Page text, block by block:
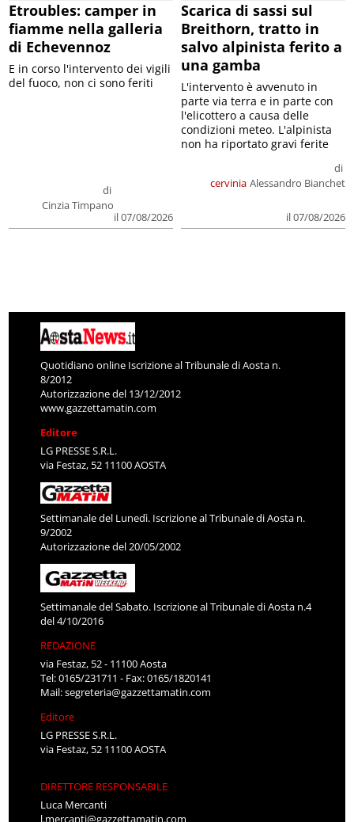
Etroubles: camper in
fiamme nella galleria
di Echevennoz
di
Cinzia Timpano
il 07/08/2026
E in corso l'intervento dei vigili
del fuoco, non ci sono feriti
Scarica di sassi sul
Breithorn, tratto in
salvo alpinista ferito a
una gamba
cervinia
di
Alessandro Bianchet
il 07/08/2026
L'intervento è avvenuto in
parte via terra e in parte con
l'elicottero a causa delle
condizioni meteo. L'alpinista
non ha riportato gravi ferite
Quotidiano online Iscrizione al Tribunale di Aosta n.
8/2012
Autorizzazione del 13/12/2012
www.gazzettamatin.com
Editore
LG PRESSE S.R.L.
via Festaz, 52 11100 AOSTA
Settimanale del Lunedì. Iscrizione al Tribunale di Aosta n.
9/2002
Autorizzazione del 20/05/2002
Settimanale del Sabato. Iscrizione al Tribunale di Aosta n.4
del 4/10/2016
REDAZIONE
via Festaz, 52 - 11100 Aosta
Tel: 0165/231711 - Fax: 0165/1820141
Mail:segreteria@gazzettamatin.com
Editore
LG PRESSE S.R.L.
via Festaz, 52 11100 AOSTA
DIRETTORE RESPONSABILE
Luca Mercanti